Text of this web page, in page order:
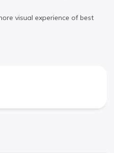
visual experience of best